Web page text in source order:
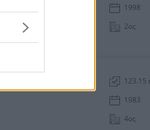
Νομός Ηρακλείου
1998
2ος
123.15
1983
4ος